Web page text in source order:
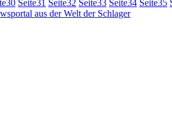
30 Seite31 Seite32 Seite33 Seite34 Seite35